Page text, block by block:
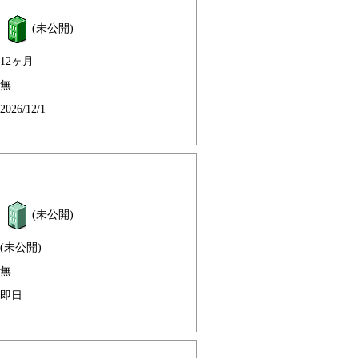
(未公開)
12ヶ月
無
2026/12/1
(未公開)
(未公開)
無
即日